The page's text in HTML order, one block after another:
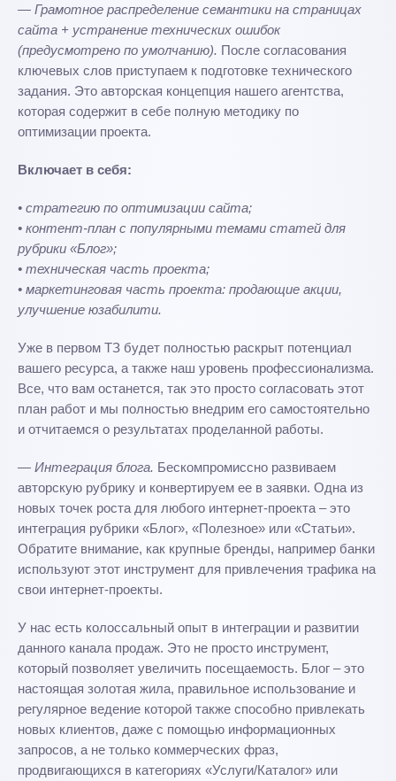
— Грамотное распределение семантики на страницах
сайта + устранение технических ошибок
(предусмотрено по умолчанию). После согласования
ключевых слов приступаем к подготовке технического
задания. Это авторская концепция нашего агентства,
которая содержит в себе полную методику по
оптимизации проекта.
Включает в себя:
• стратегию по оптимизации сайта;
• контент-план с популярными темами статей для
рубрики «Блог»;
• техническая часть проекта;
• маркетинговая часть проекта: продающие акции,
улучшение юзабилити.
Уже в первом ТЗ будет полностью раскрыт потенциал
вашего ресурса, а также наш уровень профессионализма.
Все, что вам останется, так это просто согласовать этот
план работ и мы полностью внедрим его самостоятельно
и отчитаемся о результатах проделанной работы.
— Интеграция блога. Бескомпромиссно развиваем
авторскую рубрику и конвертируем ее в заявки. Одна из
новых точек роста для любого интернет-проекта – это
интеграция рубрики «Блог», «Полезное» или «Статьи».
Обратите внимание, как крупные бренды, например банки
используют этот инструмент для привлечения трафика на
свои интернет-проекты.
У нас есть колоссальный опыт в интеграции и развитии
данного канала продаж. Это не просто инструмент,
который позволяет увеличить посещаемость. Блог – это
настоящая золотая жила, правильное использование и
регулярное ведение которой также способно привлекать
новых клиентов, даже с помощью информационных
запросов, а не только коммерческих фраз,
продвигающихся в категориях «Услуги/Каталог» или